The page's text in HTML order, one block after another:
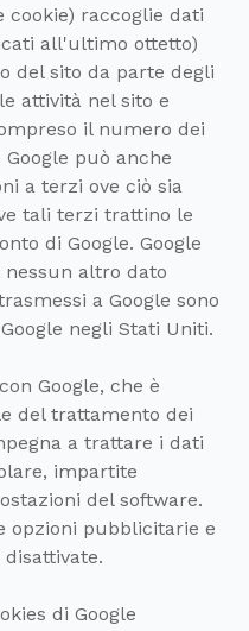
cookie) raccoglie dati
all'ultimo ottetto)
del sito da parte degli
attività nel sito e
il numero dei
può anche
a terzi ove ciò sia
tali terzi trattino le
di Google. Google
altro dato
a Google sono
negli Stati Uniti.
Google, che è
del trattamento dei
a trattare i dati
impartite
del software.
opzioni pubblicitarie e
di Google